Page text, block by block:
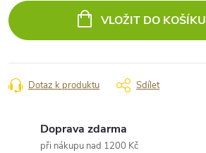
cena:
VLOŽIT DO KOŠÍKU
Dotaz k produktu Sdílet
Doprava zdarma
při nákupu nad 1200 Kč